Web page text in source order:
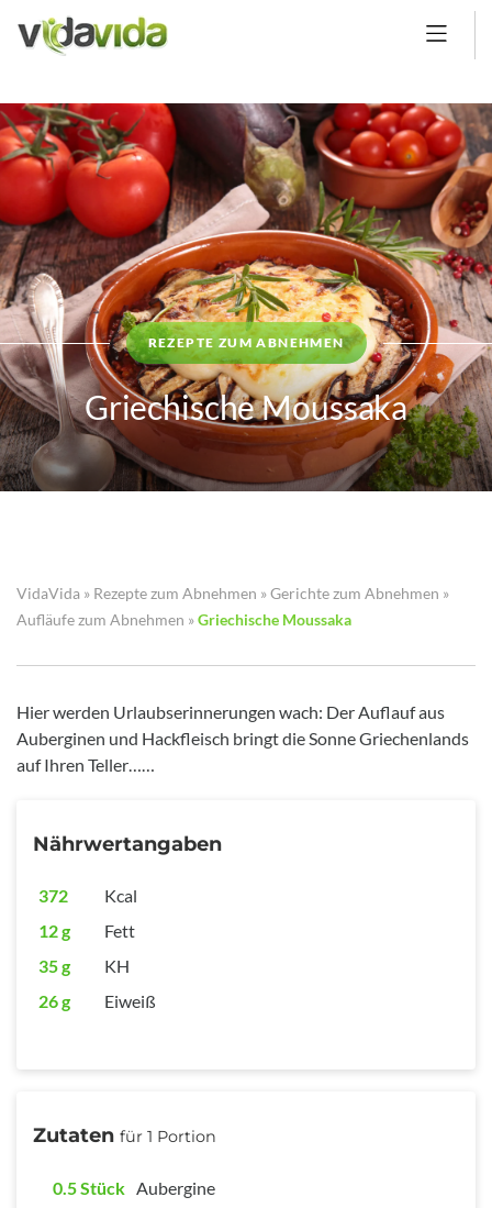
REZEPTE ZUM ABNEHMEN
Griechische Moussaka
VidaVida » Rezepte zum Abnehmen »Gerichte zum Abnehmen »
Aufläufe zum Abnehmen »Griechische Moussaka
Hier werden Urlaubserinnerungen wach: Der Auflauf aus
Auberginen und Hackfleisch bringt die Sonne Griechenlands
auf Ihren Teller……
Nährwertangaben
372
Kcal
12 g
Fett
35 g
KH
26 g
Eiweiß
Zutaten für 1 Portion
0.5 Stück Aubergine